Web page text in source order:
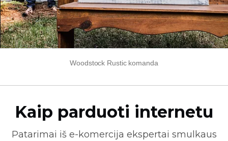
Woodstock Rustic komanda
Kaip parduoti internetu
Patarimai iš e-komercija ekspertai smulkaus